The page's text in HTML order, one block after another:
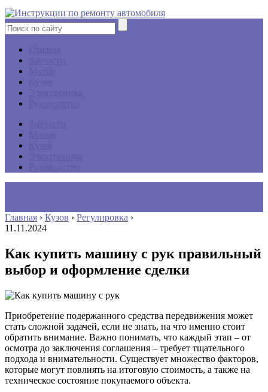
Главная › Кузов › Регулировка ›
11.11.2024
Как купить машину с рук правильный
выбор и оформление сделки
Приобретение подержанного средства передвижения может
стать сложной задачей, если не знать, на что именно стоит
обратить внимание. Важно понимать, что каждый этап – от
осмотра до заключения соглашения – требует тщательного
подхода и внимательности. Существует множество факторов,
которые могут повлиять на итоговую стоимость, а также на
техническое состояние покупаемого объекта.